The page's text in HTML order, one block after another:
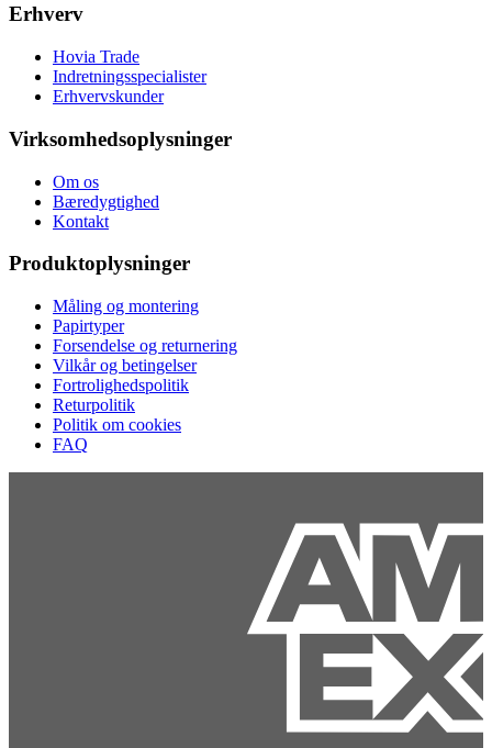
Erhverv
Hovia Trade
Indretningsspecialister
Erhvervskunder
Virksomhedsoplysninger
Om os
Bæredygtighed
Kontakt
Produktoplysninger
Måling og montering
Papirtyper
Forsendelse og returnering
Vilkår og betingelser
Fortrolighedspolitik
Returpolitik
Politik om cookies
FAQ